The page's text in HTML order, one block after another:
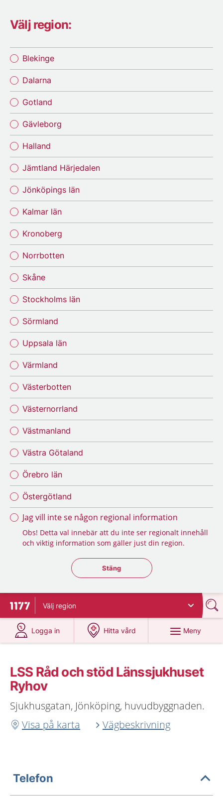
Välj region:
Blekinge
Dalarna
Gotland
Gävleborg
Halland
Jämtland Härjedalen
Jönköpings län
Kalmar län
Kronoberg
Norrbotten
Skåne
Stockholms län
Sörmland
Uppsala län
Värmland
Västerbotten
Västernorrland
Västmanland
Västra Götaland
Örebro län
Östergötland
Jag vill inte se någon regional information
Obs! Detta val innebär att du inte ser regionalt innehåll
och viktig information som gäller just din region.
Stäng regionsväljaren
Stäng
Till startsidan för 1177
Välj region
Logga in
på 1177.se
Hitta vård
på 1177.se
Meny
LSS Råd och stöd Länssjukhuset
Ryhov
Sjukhusgatan, Jönköping, huvudbyggnaden.
Visa på karta
Vägbeskrivning
Telefon